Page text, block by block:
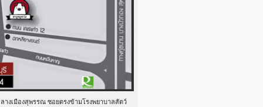
งเมืองสุพรรณ ซอยตรงข้ามโรงพยาบาลสัตว์